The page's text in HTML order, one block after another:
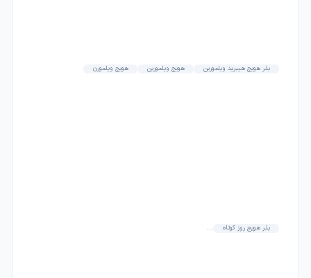
بذر هویج هیبرید ویلمورین هویج ویلمورین هویج ویلمورن
بذر هویج روز کوتاه ...